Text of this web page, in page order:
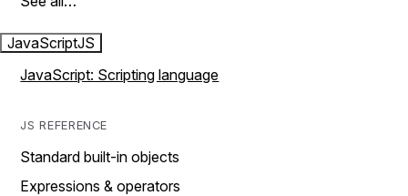
JavaScriptJS
JavaScript: Scripting language
JS REFERENCE
Standard built-in objects
Expressions & operators